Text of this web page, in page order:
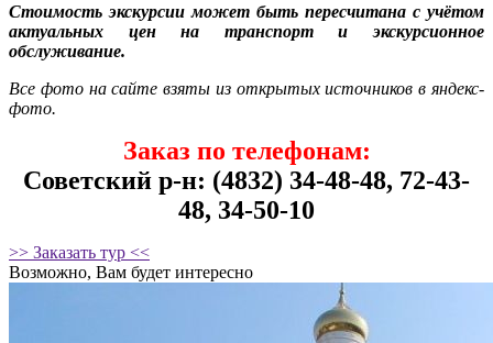
Стоимость экскурсии может быть пересчитана с учётом
актуальных цен на транспорт и экскурсионное
обслуживание.
Все фото на сайте взяты из открытых источников в яндекс-
фото.
Заказ по телефонам:
Советский р-н: (4832) 34-48-48, 72-43-
48, 34-50-10
>> Заказать тур <<
Возможно, Вам будет интересно